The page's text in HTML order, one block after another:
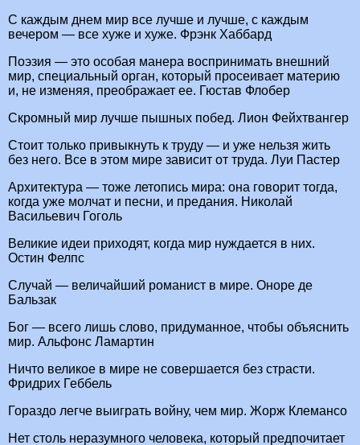
С каждым днем мир все лучше и лучше, с каждым
вечером — все хуже и хуже. Фрэнк Хаббард
Поэзия — это особая манера воспринимать внешний
мир, специальный орган, который просеивает материю
и, не изменяя, преображает ее. Гюстав Флобер
Скромный мир лучше пышных побед. Лион Фейхтвангер
Стоит только привыкнуть к труду — и уже нельзя жить
без него. Все в этом мире зависит от труда. Луи Пастер
Архитектура — тоже летопись мира: она говорит тогда,
когда уже молчат и песни, и предания. Николай
Васильевич Гоголь
Великие идеи приходят, когда мир нуждается в них.
Остин Фелпс
Случай — величайший романист в мире. Оноре де
Бальзак
Бог — всего лишь слово, придуманное, чтобы объяснить
мир. Альфонс Ламартин
Ничто великое в мире не совершается без страсти.
Фридрих Геббель
Гораздо легче выиграть войну, чем мир. Жорж Клемансо
Нет столь неразумного человека, который предпочитает